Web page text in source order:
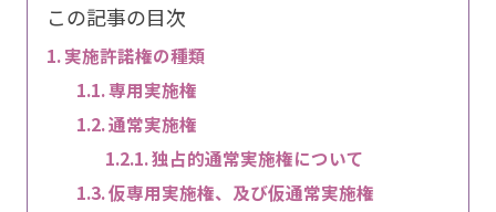
この記事の目次
実施許諾権の種類
専用実施権
通常実施権
独占的通常実施権について
仮専用実施権、及び仮通常実施権